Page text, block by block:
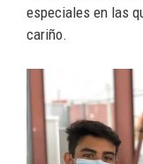
especiales en las
cariño.